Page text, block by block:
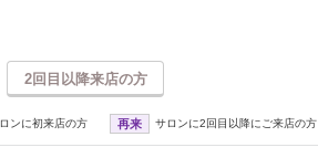
2回目以降来店の方
ンに初来店の方 再来 サロンに2回目以降にご来店の方